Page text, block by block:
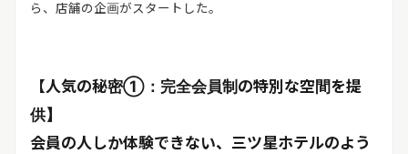
ら、店舗の企画がスタートした。
【人気の秘密①：完全会員制の特別な空間を提
供】
会員の人しか体験できない、三ツ星ホテルのよう